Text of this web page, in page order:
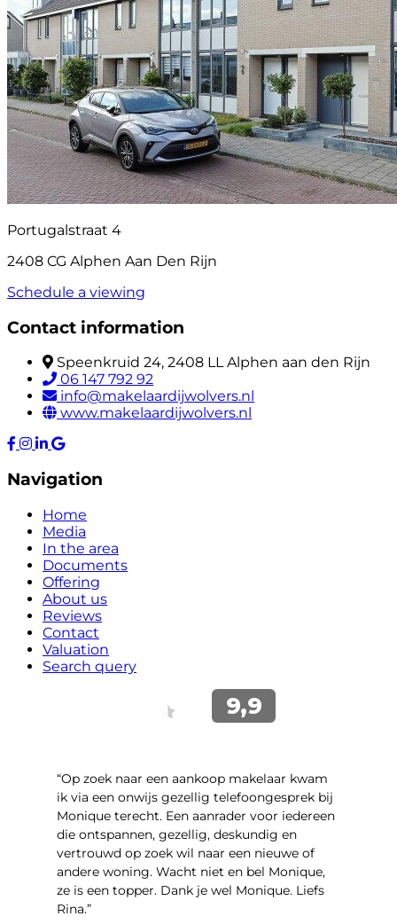
Portugalstraat 4
2408 CG Alphen Aan Den Rijn
Schedule a viewing
Contact information
Speenkruid 24, 2408 LL Alphen aan den Rijn
06 147 792 92
info@makelaardijwolvers.nl
www.makelaardijwolvers.nl
Navigation
Home
Media
In the area
Documents
Offering
About us
Reviews
Contact
Valuation
Search query
“Op zoek naar een aankoop makelaar kwam
ik via een onwijs gezellig telefoongesprek bij
Monique terecht. Een aanrader voor iedereen
die ontspannen, gezellig, deskundig en
vertrouwd op zoek wil naar een nieuwe of
andere woning. Wacht niet en bel Monique,
ze is een topper. Dank je wel Monique. Liefs
Rina.”